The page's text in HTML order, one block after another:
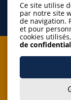
Je
J’accepte de
Ce site utilise
par notre site
de navigation.
et pour
cookies
de